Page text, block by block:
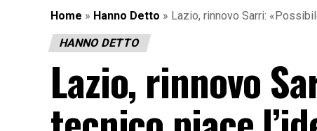
Home » Hanno Detto » Lazio, rinnovo Sarri:
HANNO DETTO
Lazio, rinnovo